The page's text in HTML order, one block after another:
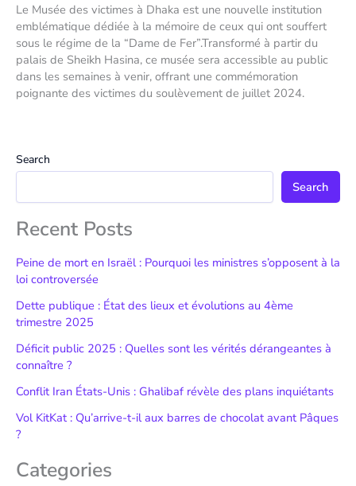
Le Musée des victimes à Dhaka est une nouvelle institution
emblématique dédiée à la mémoire de ceux qui ont souffert
sous le régime de la “Dame de Fer”.Transformé à partir du
palais de Sheikh Hasina, ce musée sera accessible au public
dans les semaines à venir, offrant une commémoration
poignante des victimes du soulèvement de juillet 2024.
Search
Search
Recent Posts
Peine de mort en Israël : Pourquoi les ministres s’opposent à la
loi controversée
Dette publique : État des lieux et évolutions au 4ème
trimestre 2025
Déficit public 2025 : Quelles sont les vérités dérangeantes à
connaître ?
Conflit Iran États-Unis : Ghalibaf révèle des plans inquiétants
Vol KitKat : Qu’arrive-t-il aux barres de chocolat avant Pâques
?
Categories